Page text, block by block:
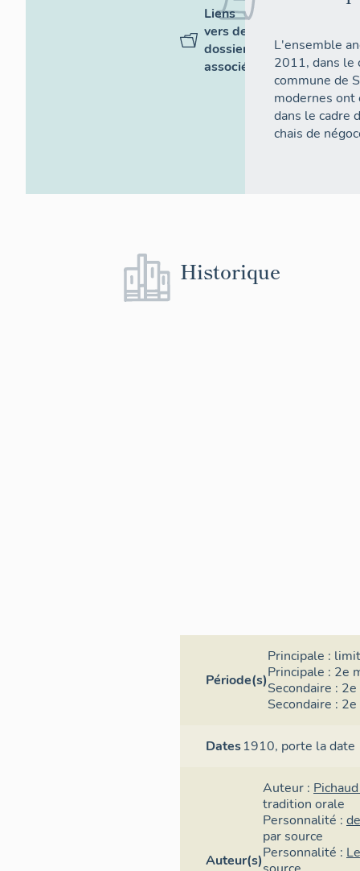
Liens
vers des
dossiers
associés
L'ensemble
2011, dans le
commune de
modernes
dans le cadre
chais de
Historique
Période(s)
Principale :
Principale : 2e
Secondaire :
Secondaire :
Dates1910, porte la date
Auteur(s)
Auteur :
tradition orale
Personnalité :
par source
Personnalité :